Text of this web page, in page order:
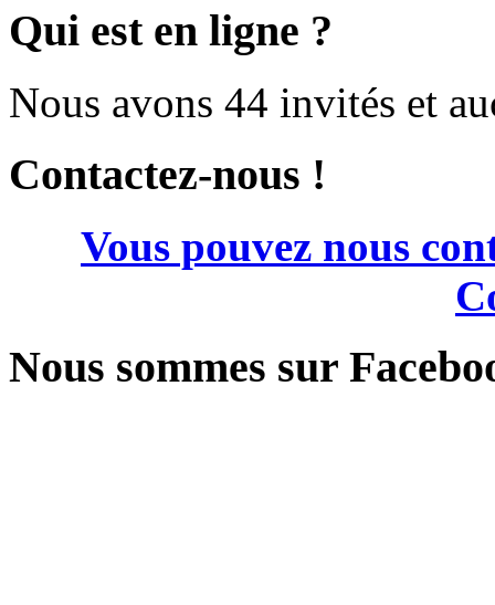
Qui est en ligne ?
Nous avons 44 invités et
Contactez-nous !
Vous pouvez nous
Nous sommes sur